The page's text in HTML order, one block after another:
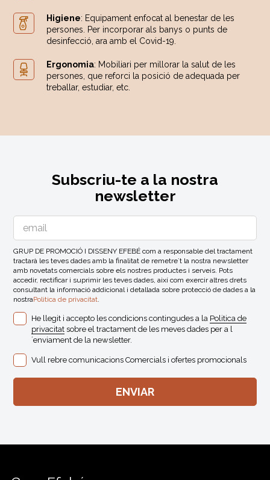
Higiene: Equipament enfocat al benestar de les
persones. Per incorporar als banys o punts de
desinfecció, ara amb el Covid-19.
Ergonomia: Mobiliari per millorar la salut de les
persones, que reforci la posició de adequada per
treballar, estudiar, etc.
Subscriu-te a la nostra
newsletter
GRUP DE PROMOCIÓ I DISSENY EFEBÉ com a responsable del tractament
tractarà les teves dades amb la finalitat de remetre´t la nostra newsletter
amb novetats comercials sobre els nostres productes i serveis. Pots
accedir, rectificar i suprimir les teves dades, així com exercir altres drets
consultant la informació addicional i detallada sobre protecció de dades a la
nostraPolitica de privacitat
He llegit i accepto les condicions contingudes a la Politica de
privacitat sobre el tractament de les meves dades per a l
´enviament de la newsletter.
Vull rebre comunicacions Comercials i ofertes promocionals